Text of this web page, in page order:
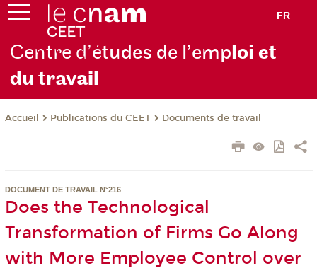
FR
Centre d’études de l’emploi et
du travail
Accueil Publications du CEET Documents de travail
DOCUMENT DE TRAVAIL N°216
Does the Technological
Transformation of Firms Go Along
with More Employee Control over